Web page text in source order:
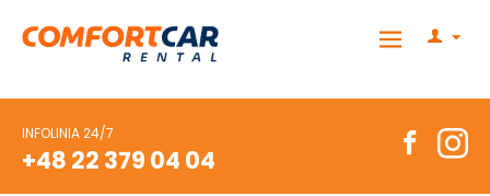
INFOLINIA 24/7
+48 22 379 04 04